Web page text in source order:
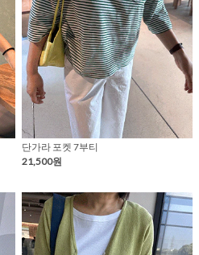
단가라 포켓 7부티
21,500원